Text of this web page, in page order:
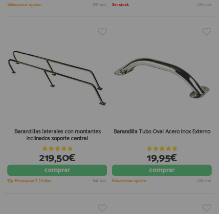
Seleccionar opción IVA incl. Sin stock IVA incl.
Barandillas laterales con montantes
inclinados soporte central
219,50€
comprar
Entrega en 7-10 días IVA incl.
Barandilla Tubo Oval Acero Inox Externo
19,95€
comprar
Seleccionar opción IVA incl.